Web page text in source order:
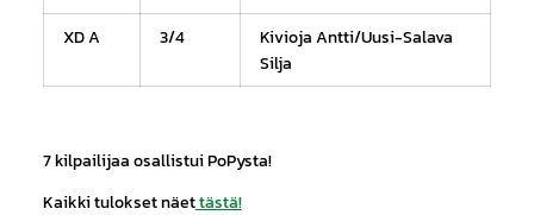
XD A
3/4
Kivioja Antti/Uusi-Salava
Silja
7 kilpailijaa osallistui PoPysta!
Kaikki tulokset näettästä!